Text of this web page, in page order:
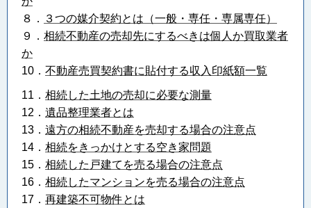
８．
３つの媒介契約とは（一般・専任・専属専任）
９． 相続不動産の売却先にするべきは個人か買取業者
か
10． 不動産売買契約書に貼付する収入印紙額一覧
11． 相続した土地の売却に必要な測量
12． 遺品整理業者とは
13． 遠方の相続不動産を売却する場合の注意点
14． 相続をきっかけとする空き家問題
15． 相続した戸建てを売る場合の注意点
16． 相続したマンションを売る場合の注意点
17． 再建築不可物件とは